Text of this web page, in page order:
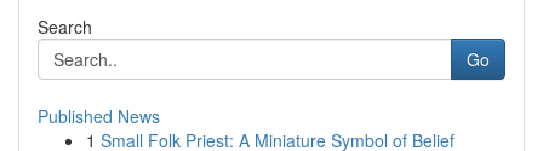
Search
Go
Published News
1 Small Folk Priest: A Miniature Symbol of Belief